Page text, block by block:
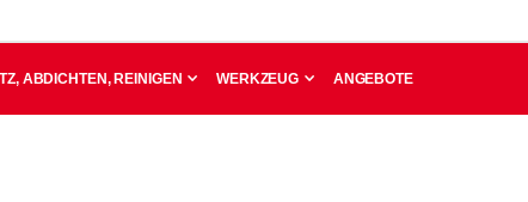
ABDICHTEN, REINIGEN WERKZEUG ANGEBOTE